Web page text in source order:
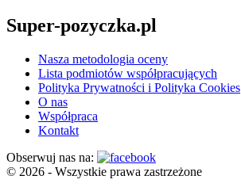
Super-pozyczka.pl
Nasza metodologia oceny
Lista podmiotów współpracujących
Polityka Prywatności i Polityka Cookies
O nas
Współpraca
Kontakt
Obserwuj nas na:
© 2026 - Wszystkie prawa zastrzeżone